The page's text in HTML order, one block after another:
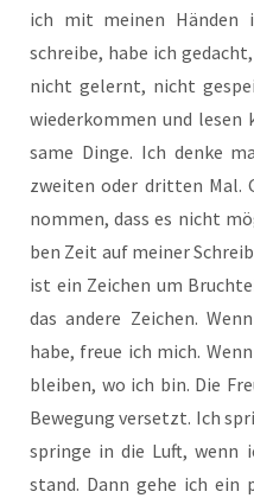
ich mit mei­nen Hän­den
schrei­be, habe ich
nicht gelernt, nicht
wie­der­kom­men und
sa­me Din­ge. Ich den­ke
zwei­ten oder drit­ten Mal.
nom­men, dass es nicht
ben Zeit auf mei­ner
ist ein Zei­chen um
das ande­re Zei­chen.
habe, freue ich mich.
blei­ben, wo ich bin. Die
Bewe­gung ver­setzt. Ich
sprin­ge in die Luft, wenn
stand. Dann gehe ich ein